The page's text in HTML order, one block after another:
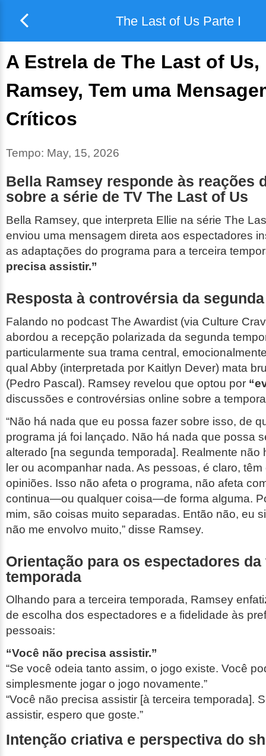
The Last of Us Parte I
A Estrela de The Last of Us,
Ramsey, Tem uma
Críticos
Tempo: May, 15, 2026
Bella Ramsey responde às reações
sobre a série de TV The Last of Us
Bella Ramsey, que interpreta Ellie na série The
enviou uma mensagem direta aos espectadores
as adaptações do programa para a terceira
precisa assistir.”
Resposta à controvérsia da
Falando no podcast The Awardist (via Culture
abordou a recepção polarizada da segunda
particularmente sua trama central,
qual Abby (interpretada por Kaitlyn Dever) mata
(Pedro Pascal). Ramsey revelou que optou por
discussões e controvérsias online sobre a
“Não há nada que eu possa fazer sobre isso, de
programa já foi lançado. Não há nada que possa
alterado [na segunda temporada]. Realmente não
ler ou acompanhar nada. As pessoas, é claro,
opiniões. Isso não afeta o programa, não afeta
continua—ou qualquer coisa—de forma alguma.
mim, são coisas muito separadas. Então não, eu
não me envolvo muito,” disse Ramsey.
Orientação para os espectadores
temporada
Olhando para a terceira temporada, Ramsey
de escolha dos espectadores e a fidelidade às
pessoais:
“Você não precisa assistir.”
“Se você odeia tanto assim, o jogo existe. Você
simplesmente jogar o jogo novamente.”
“Você não precisa assistir [à terceira temporada].
assistir, espero que goste.”
Intenção criativa e perspectiva do